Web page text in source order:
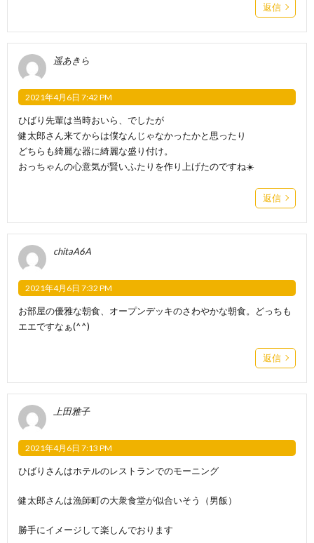
返信
遥あきら
2021年4月6日 7:42 PM
ひばり先輩は当時おいら、でしたが
健太郎さん来てからは僕なんじゃなかったかと思ったり
どちらも綺麗な器に綺麗な盛り付け。
おっちゃんの心意気が賢いふたりを作り上げたのですね☀️
返信
chitaA6A
2021年4月6日 7:32 PM
お部屋の優雅な朝食、オープンデッキのさわやかな朝食。どっちも
エエですなぁ(^^)
返信
上田雅子
2021年4月6日 7:13 PM
ひばりさんはホテルのレストランでのモーニング
健太郎さんは漁師町の大衆食堂が似合いそう（男飯）
勝手にイメージして楽しんでおります